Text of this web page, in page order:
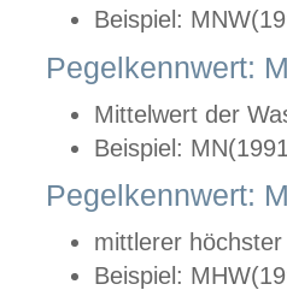
Beispiel:
Pegelkennwert:
Mittelwert der
Beispiel:
Pegelkennwert:
mittlerer
Beispiel: